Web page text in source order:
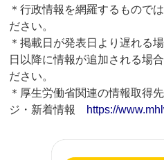
＊行政情報を網羅するもので
ださい。
＊掲載日が発表日より遅れる
日以降に情報が追加される場
ださい。
＊厚生労働省関連の情報取得
ジ・新着情報 https://